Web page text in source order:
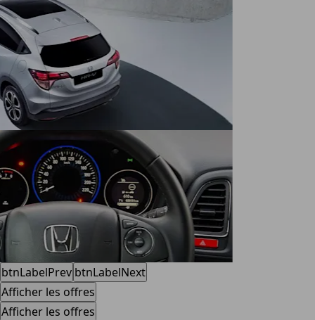
btnLabelPrev btnLabelNext
Afficher les offres
Afficher les offres